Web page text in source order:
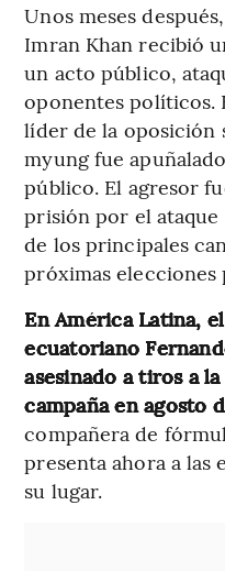
Unos meses
Imran Khan recibió
un acto público,
oponentes políticos.
líder de la oposición
myung fue
público. El agresor
prisión por el
de los principales
próximas elecciones
En América Latina,
ecuatoriano
asesinado a tiros a
campaña en agosto
compañera de
presenta ahora a las
su lugar.